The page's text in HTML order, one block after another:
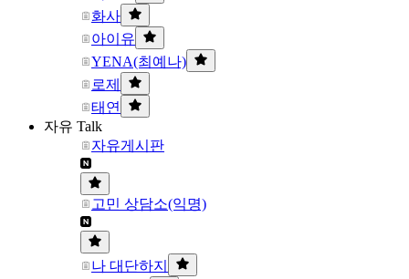
화사
아이유
YENA(최예나)
로제
태연
자유 Talk
자유게시판
고민 상담소(익명)
나 대단하지